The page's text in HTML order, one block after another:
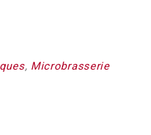
, Microbrasserie